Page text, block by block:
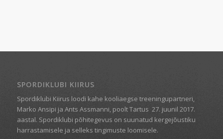
SPORDIKLUBI KIIRUS
Spordiklubi Kiirus loodi kahe kooliaegse treeningupartneri,
Marko Ansipi ja Ants Assmanni, poolt Tartus 27. juunil 2017.
aastal. Spordiklubi põhitegevus on suunatud kergejõustiku
harrastamisele ja selleks tingimuste loomisele.